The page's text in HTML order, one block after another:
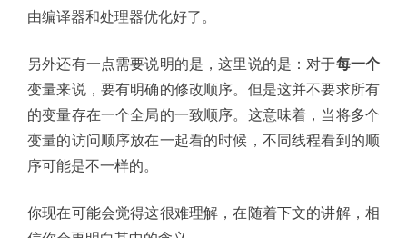
由编译器和处理器优化好了。
另外还有一点需要说明的是，这里说的是：对于每一个
变量来说，要有明确的修改顺序。但是这并不要求所有
的变量存在一个全局的一致顺序。这意味着，当将多个
变量的访问顺序放在一起看的时候，不同线程看到的顺
序可能是不一样的。
你现在可能会觉得这很难理解，在随着下文的讲解，相